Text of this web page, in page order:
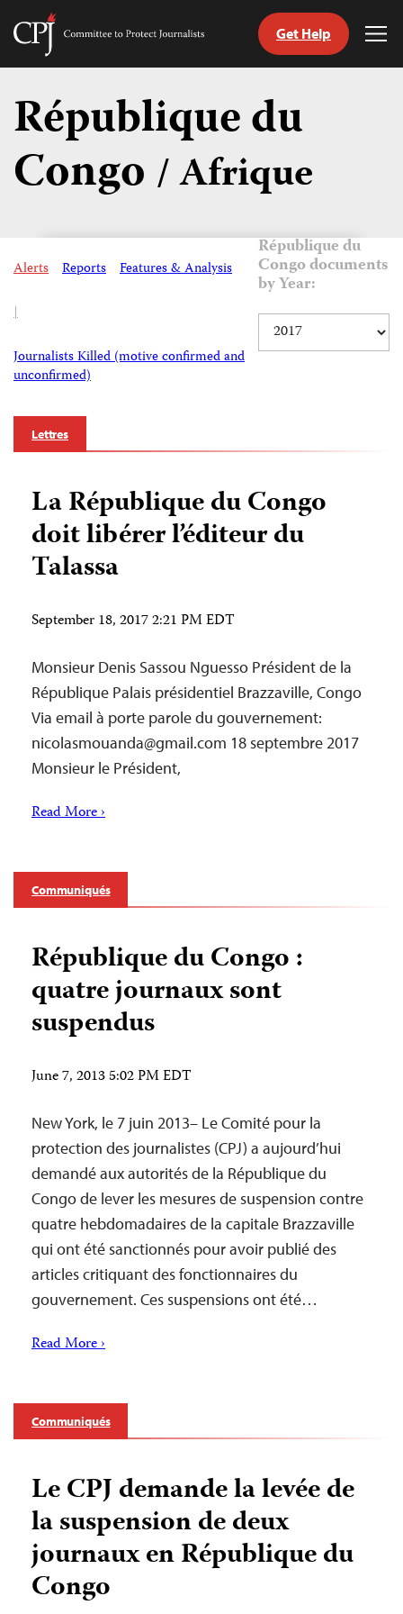
Skip
content
Committee
Journalists
Get Help
République du
Congo / Afrique
Alerts Reports Features & Analysis
|
Journalists Killed (motive confirmed and
unconfirmed)
République du
Congo documents
by Year:
Lettres
La République du Congo
doit libérer l’éditeur du
Talassa
September 18, 2017 2:21 PM EDT
Monsieur Denis Sassou Nguesso Président de la
République Palais présidentiel Brazzaville, Congo
Via email à porte parole du gouvernement:
nicolasmouanda@gmail.com 18 septembre 2017
Monsieur le Président,
Read More ›
Communiqués
République du Congo :
quatre journaux sont
suspendus
June 7, 2013 5:02 PM EDT
New York, le 7 juin 2013– Le Comité pour la
protection des journalistes (CPJ) a aujourd’hui
demandé aux autorités de la République du
Congo de lever les mesures de suspension contre
quatre hebdomadaires de la capitale Brazzaville
qui ont été sanctionnés pour avoir publié des
articles critiquant des fonctionnaires du
gouvernement. Ces suspensions ont été…
Read More ›
Communiqués
Le CPJ demande la levée de
la suspension de deux
journaux en République du
Congo